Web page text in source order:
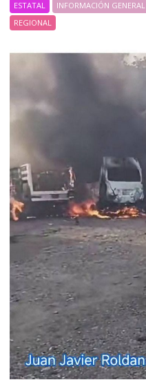
ESTATAL INFORMACIÓN GENERAL
REGIONAL